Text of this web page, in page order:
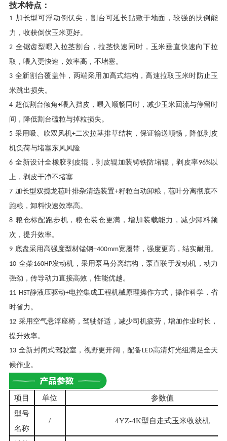
技术特点 ：
1 加长型可浮动倒伏尖，割台可延长贴敷于地面，较强的扶倒能
力，收获倒伏玉米更好。
2 全锯齿型喂入拉茎割台，拉茎快速同时，玉米垂直快速向下拉
取，喂入更快速，效率高，不堵塞。
3 全新割台覆盖件，两端采用加高式结构，高速拉取玉米时防止玉
米跳出损失。
4 超低割台倾角+喂入挡皮，喂入顺畅同时，减少玉米回流与停留时
间，降低割台磕粒与掉粒损失。
5 采用吸、吹双风机+二次拉茎排草结构，保证输送顺畅，降低剥皮
机负荷与堵塞东风风险
6 全新设计全橡胶剥皮辊，剥皮辊加装铸铁防堵辊，剥皮率96%以
上，剥皮干净不堵塞
7 加长型双搅龙苞叶排杂清选装置+籽粒自动卸粮，苞叶分离彻底不
跑粮，卸料快速效率高。
8 粮仓标配跑步机，粮仓装仓更满，增加装载能力，减少卸料频
次，提升效率。
9 底盘采用高强度型材锰钢+400mm宽履带，强度更高，结实耐用。
10 全柴160HP发动机，采用泵马分离结构，泵直联于发动机，动力
强劲，传导动力直接高效，性能优越。
11 HST静液压驱动+电控集成工程机械原理操作方式，操作科学，省
时省力。
12 采用空气悬浮座椅，驾驶舒适，减少司机疲劳，增加作业时长，
提升效率。
13 全新封闭式驾驶室，视野更开阔，配备 LED高清灯光组满足全天
候作业。
项目 单位
参数值
型号
名称
/ 4YZ-4K型自走式玉米收获机